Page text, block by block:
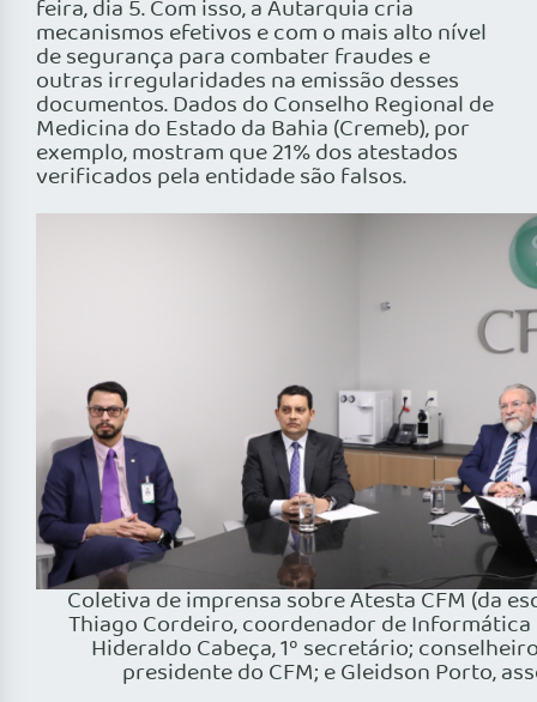
feira, dia 5. Com isso, a Autarquia cria
mecanismos efetivos e com o mais alto nível
de segurança para combater fraudes e
outras irregularidades na emissão desses
documentos. Dados do Conselho Regional de
Medicina do Estado da Bahia (Cremeb), por
exemplo, mostram que 21% dos atestados
verificados pela entidade são falsos.
Coletiva de imprensa sobre Atesta CFM (da
Thiago Cordeiro, coordenador de
Hideraldo Cabeça, 1º secretário;
presidente do CFM; e Gleidson Porto,